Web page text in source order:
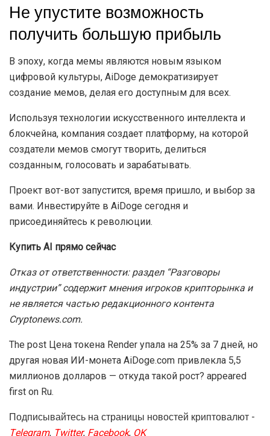
Не упустите возможность
получить большую прибыль
В эпоху, когда мемы являются новым языком
цифровой культуры, AiDoge демократизирует
создание мемов, делая его доступным для всех.
Используя технологии искусственного интеллекта и
блокчейна, компания создает платформу, на которой
создатели мемов смогут творить, делиться
созданным, голосовать и зарабатывать.
Проект вот-вот запустится, время пришло, и выбор за
вами. Инвестируйте в AiDoge сегодня и
присоединяйтесь к революции.
Купить AI прямо сейчас
Отказ от ответственности: раздел “Разговоры
индустрии” содержит мнения игроков крипторынка и
не является частью редакционного контента
Cryptonews.com.
The post Цена токена Render упала на 25% за 7 дней, но
другая новая ИИ-монета AiDoge.com привлекла 5,5
миллионов долларов — откуда такой рост? appeared
first on Ru.
Подписывайтесь на страницы новостей криптовалют -
Telegram, Twitter, Facebook, OK